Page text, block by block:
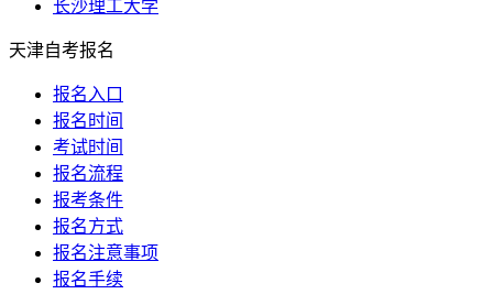
长沙理工大学
天津自考报名
报名入口
报名时间
考试时间
报名流程
报考条件
报名方式
报名注意事项
报名手续